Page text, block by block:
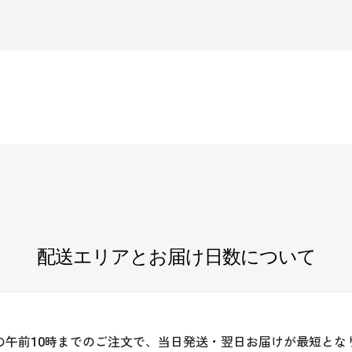
配送エリアとお届け日数について
午前10時までのご注文で、当日発送・翌日お届けが最短とな